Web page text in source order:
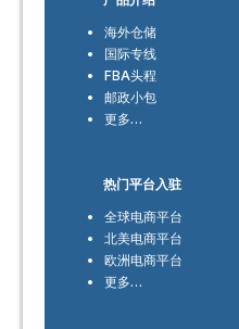
海外仓储
国际专线
FBA头程
邮政小包
更多…
热门平台入驻
全球电商平台
北美电商平台
欧洲电商平台
更多…